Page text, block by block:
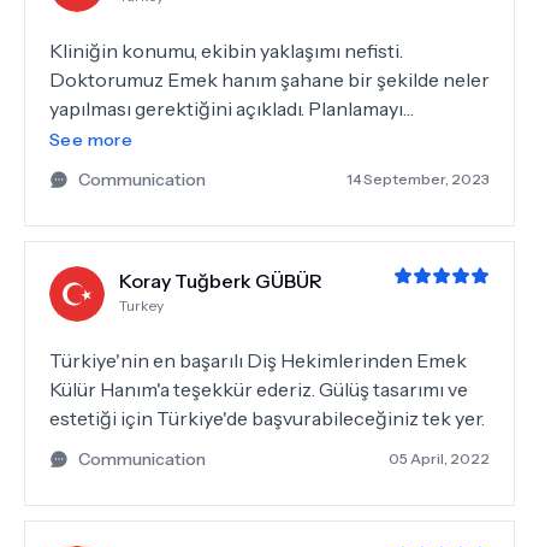
Kliniğin konumu, ekibin yaklaşımı nefisti.
Doktorumuz Emek hanım şahane bir şekilde neler
yapılması gerektiğini açıkladı. Planlamayı
oluşturdu anlaşılır bir dille süreci aktardı. Hızlı ve
mutlu bir şekilde tedavim tamamlandı. Sonsuz
teşekkürler :)
See more
Communication
14 September, 2023
Koray Tuğberk GÜBÜR
Turkey
Türkiye'nin en başarılı Diş Hekimlerinden Emek
Külür Hanım'a teşekkür ederiz. Gülüş tasarımı ve
estetiği için Türkiye'de başvurabileceğiniz tek yer.
Communication 05 April, 2022